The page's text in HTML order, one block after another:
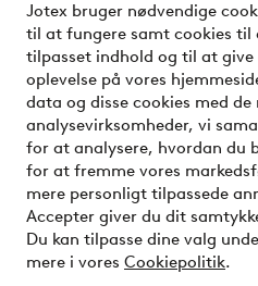
Jotex bruger nødvendige
til at fungere samt cookies til
tilpasset indhold og til at give
oplevelse på vores
data og disse cookies med
analysevirksomheder, vi
for at analysere, hvordan du
for at fremme vores
mere personligt tilpassede
Accepter giver du dit
Du kan tilpasse dine valg
mere i vores Cookiepolitik.
Venner
Sikre betalinger -
Vil du vide mere om
elpy